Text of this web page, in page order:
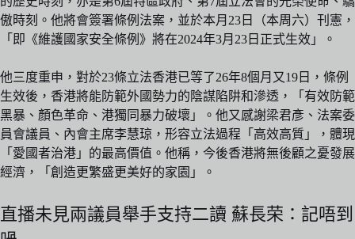
傲時刻。他將會簽署條例法案，並於本月23日（本周六）刊憲，
「即《維護國家安全條例》將在2024年3月23日正式生效」。
他三度重申，對於23條立法香港已等了26年8個月又19日，條例
生效後，香港將能防範外國勢力的陰謀陷阱和滲透，「有效防範
黑暴、顏色革命、港獨同暴力破壞」。他又感謝梁君彥、法案委
員會議員、內會主席李慧琼，形容立法過程「高效高質」，體現
「愛國者治港」的最高價值。他稱，今後香港將無後顧之憂發展
經濟，「創造更繁盛更美好的家園」。
直播未見兩議員舉手支持二讀 蘇長荣：記唔到